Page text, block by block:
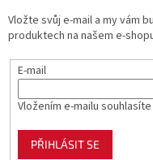
Vložte svůj e-mail a my vám
produktech na našem e-
E-mail
Vložením e-mailu
PŘIHLÁSIT SE